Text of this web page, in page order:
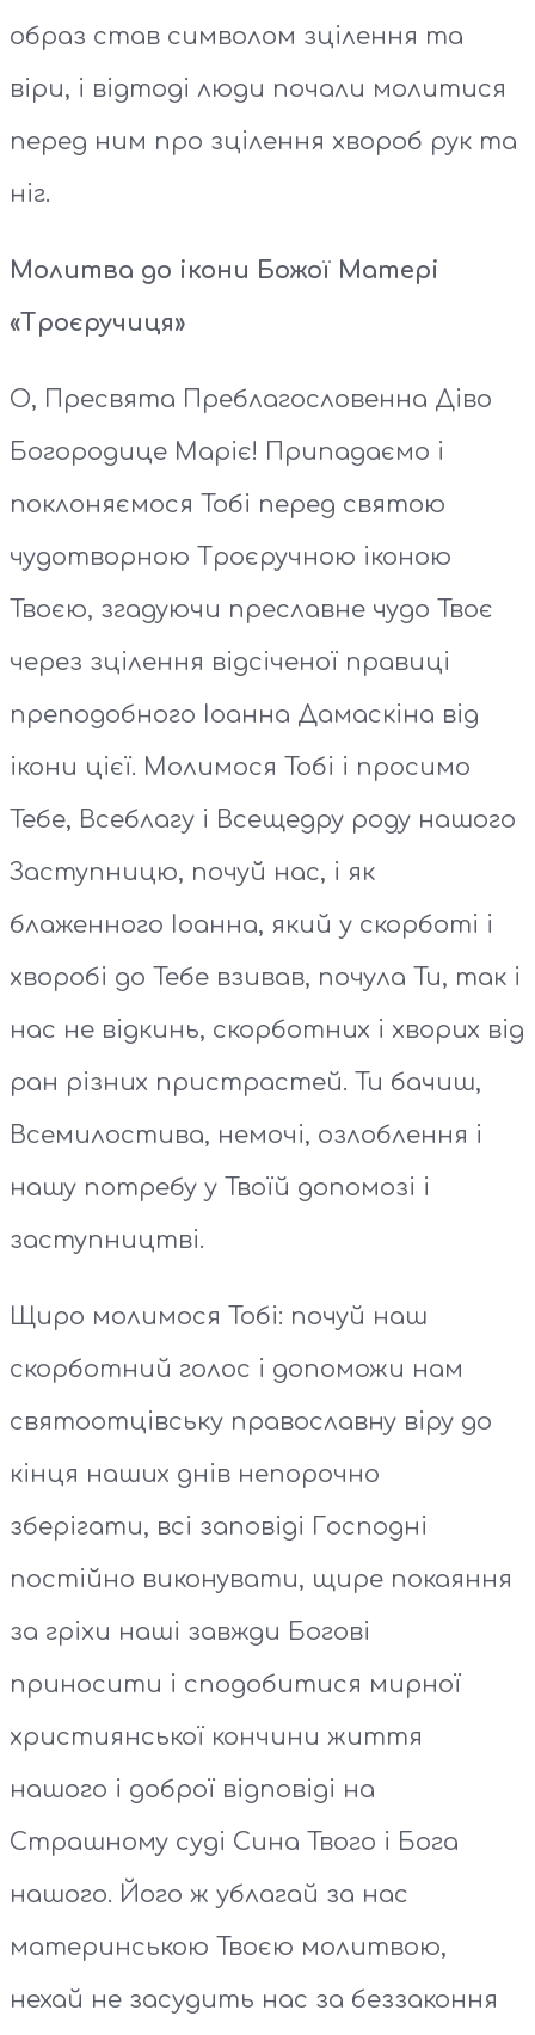
образ став символом зцілення та
віри, і відтоді люди почали молитися
перед ним про зцілення хвороб рук та
ніг.
Молитва до ікони Божої Матері
«Троєручиця»
О, Пресвята Преблагословенна Діво
Богородице Маріє! Припадаємо і
поклоняємося Тобі перед святою
чудотворною Троєручною іконою
Твоєю, згадуючи преславне чудо Твоє
через зцілення відсіченої правиці
преподобного Іоанна Дамаскіна від
ікони цієї. Молимося Тобі і просимо
Тебе, Всеблагу і Всещедру роду нашого
Заступницю, почуй нас, і як
блаженного Іоанна, який у скорботі і
хворобі до Тебе взивав, почула Ти, так і
нас не відкинь, скорботних і хворих від
ран різних пристрастей. Ти бачиш,
Всемилостива, немочі, озлоблення і
нашу потребу у Твоїй допомозі і
заступництві.
Щиро молимося Тобі: почуй наш
скорботний голос і допоможи нам
святоотцівську православну віру до
кінця наших днів непорочно
зберігати, всі заповіді Господні
постійно виконувати, щире покаяння
за гріхи наші завжди Богові
приносити і сподобитися мирної
християнської кончини життя
нашого і доброї відповіді на
Страшному суді Сина Твого і Бога
нашого. Його ж ублагай за нас
материнською Твоєю молитвою,
нехай не засудить нас за беззаконня